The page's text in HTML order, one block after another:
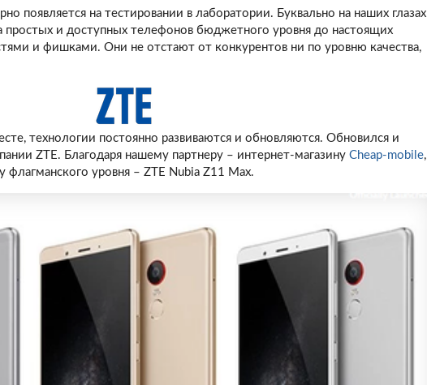
появляется на тестировании в лаборатории. Буквально на наших глазах
простых и доступных телефонов бюджетного уровня до настоящих
и фишками. Они не отстают от конкурентов ни по уровню качества,
технологии постоянно развиваются и обновляются. Обновился и
ZTE. Благодаря нашему партнеру – интернет-магазину Cheap-mobile,
уровня – ZTE Nubia Z11 Max.